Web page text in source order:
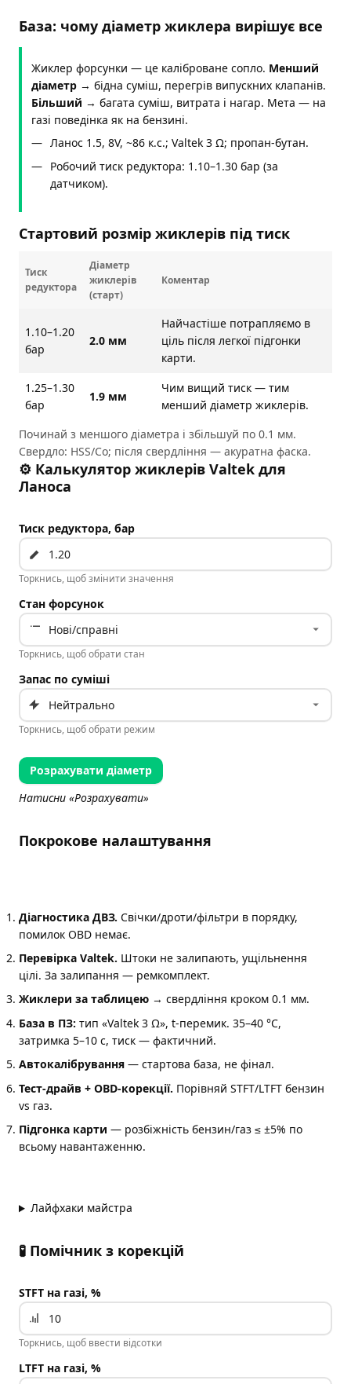
База: чому діаметр жиклера вирішує все
Жиклер форсунки — це каліброване сопло. Менший
діаметр → бідна суміш, перегрів випускних клапанів.
Більший → багата суміш, витрата і нагар. Мета — на
газі поведінка як на бензині.
Ланос 1.5, 8V, ~86 к.с.; Valtek 3 Ω; пропан-бутан.
Робочий тиск редуктора: 1.10–1.30 бар (за
датчиком).
Стартовий розмір жиклерів під тиск
Тиск
редуктора
Діаметр
жиклерів
(старт)
Коментар
1.10–1.20
бар
2.0 мм
Найчастіше потрапляємо в
ціль після легкої підгонки
карти.
1.25–1.30
бар
1.9 мм
Чим вищий тиск — тим
менший діаметр жиклерів.
Починай з меншого діаметра і збільшуй по 0.1 мм.
Свердло: HSS/Co; після свердління — акуратна фаска.
⚙️ Калькулятор жиклерів Valtek для
Ланоса
Тиск редуктора, бар
Торкнись, щоб змінити значення
Стан форсунок
Торкнись, щоб обрати стан
Запас по суміші
Торкнись, щоб обрати режим
Розрахувати діаметр
Натисни «Розрахувати»
Покрокове налаштування
Діагностика ДВЗ. Свічки/дроти/фільтри в порядку,
помилок OBD немає.
Перевірка Valtek. Штоки не залипають, ущільнення
цілі. За залипання — ремкомплект.
Жиклери за таблицею → свердління кроком 0.1 мм.
База в ПЗ: тип «Valtek 3 Ω», t-перемик. 35–40 °C,
затримка 5–10 с, тиск — фактичний.
Автокалібрування — стартова база, не фінал.
Тест-драйв + OBD-корекції. Порівняй STFT/LTFT бензин
vs газ.
Підгонка карти — розбіжність бензин/газ ≤ ±5% по
всьому навантаженню.
Лайфхаки майстра
🧪 Помічник з корекцій
STFT на газі, %
Торкнись, щоб ввести відсотки
LTFT на газі, %